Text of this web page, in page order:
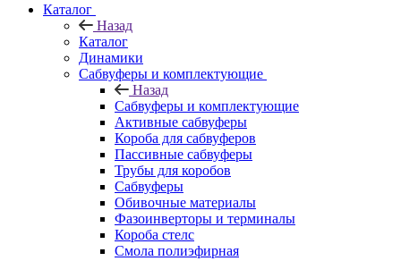
Каталог
Назад
Каталог
Динамики
Сабвуферы и комплектующие
Назад
Сабвуферы и комплектующие
Активные сабвуферы
Короба для сабвуферов
Пассивные сабвуферы
Трубы для коробов
Сабвуферы
Обивочные материалы
Фазоинверторы и терминалы
Короба стелс
Смола полиэфирная